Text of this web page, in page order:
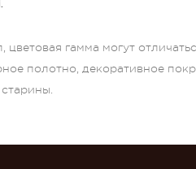
гамма могут
полотно, декоративное